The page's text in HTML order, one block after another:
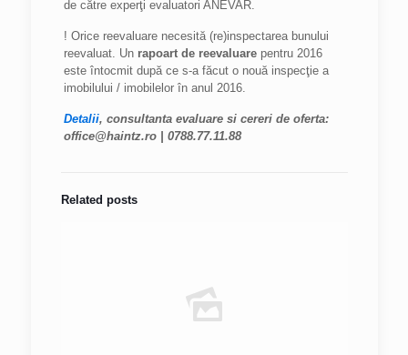
de către experţi evaluatori ANEVAR.
! Orice reevaluare necesită (re)inspectarea bunului
reevaluat. Un rapoart de reevaluarepentru 2016
este întocmit după ce s-a făcut o nouă inspecţie a
imobilului / imobilelor în anul 2016.
Detalii, consultanta evaluare si cereri de oferta:
office@haintz.ro | 0788.77.11.88
Related posts